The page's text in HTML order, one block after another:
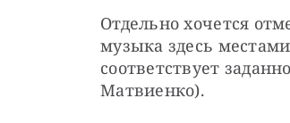
Отдельно хочется
музыка здесь
соответствует
Матвиенко).